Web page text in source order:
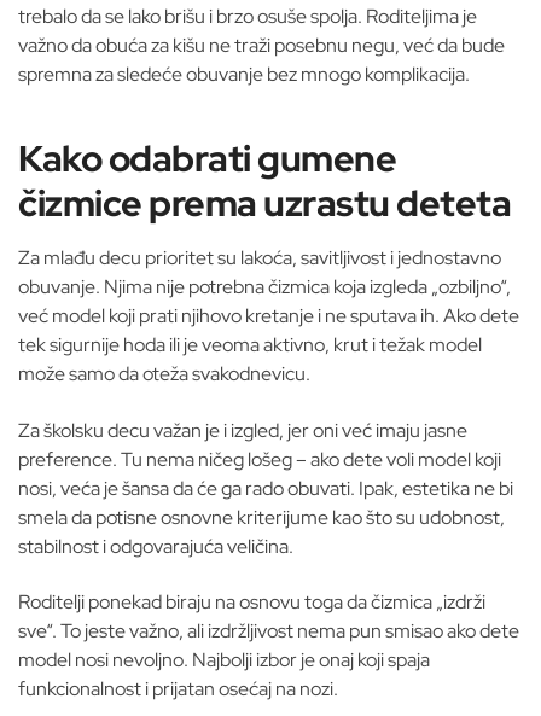
trebalo da se lako brišu i brzo osuše spolja. Roditeljima je
važno da obuća za kišu ne traži posebnu negu, već da bude
spremna za sledeće obuvanje bez mnogo komplikacija.
Kako odabrati gumene
čizmice prema uzrastu deteta
Za mlađu decu prioritet su lakoća, savitljivost i jednostavno
obuvanje. Njima nije potrebna čizmica koja izgleda „ozbiljno“,
već model koji prati njihovo kretanje i ne sputava ih. Ako dete
tek sigurnije hoda ili je veoma aktivno, krut i težak model
može samo da oteža svakodnevicu.
Za školsku decu važan je i izgled, jer oni već imaju jasne
preference. Tu nema ničeg lošeg – ako dete voli model koji
nosi, veća je šansa da će ga rado obuvati. Ipak, estetika ne bi
smela da potisne osnovne kriterijume kao što su udobnost,
stabilnost i odgovarajuća veličina.
Roditelji ponekad biraju na osnovu toga da čizmica „izdrži
sve“. To jeste važno, ali izdržljivost nema pun smisao ako dete
model nosi nevoljno. Najbolji izbor je onaj koji spaja
funkcionalnost i prijatan osećaj na nozi.